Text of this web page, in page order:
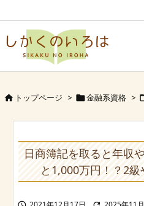
 トップページ > 金融系資格 >
日商簿記を取ると年収
と1,000万円！？2